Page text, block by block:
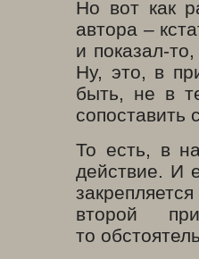
Но вот как
автора –
и показал-
Ну, это, в
быть, не в
сопоставить
То есть, в
действие. И
второй
то